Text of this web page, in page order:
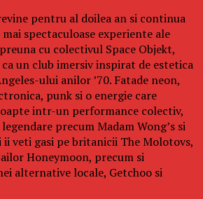
pentru al doilea an si continua
spectaculoase experiente ale
cu colectivul Space Objekt,
un club imersiv inspirat de estetica
ului anilor ’70. Fatade neon,
punk si o energie care
intr-un performance colectiv,
precum Madam Wong’s si
ii veti gasi pe britanicii The Molotovs,
Honeymoon, precum si
alternative locale, Getchoo si